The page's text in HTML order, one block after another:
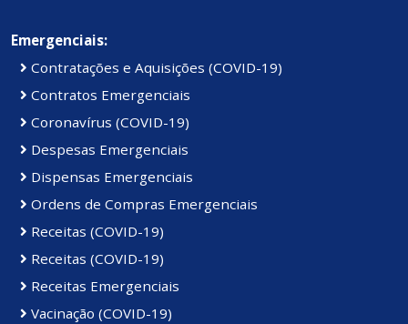
Emergenciais:
Contratações e Aquisições (COVID-19)
Contratos Emergenciais
Coronavírus (COVID-19)
Despesas Emergenciais
Dispensas Emergenciais
Ordens de Compras Emergenciais
Receitas (COVID-19)
Receitas (COVID-19)
Receitas Emergenciais
Vacinação (COVID-19)